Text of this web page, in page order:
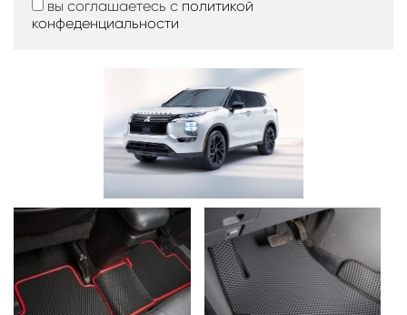
вы соглашаетесь с политикой
конфеденциальности